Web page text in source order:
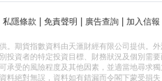
私隱條款 免責聲明 廣告查詢 加入信報
。期貨指數資料由天滙財經有限公司提供。外
資者的特定投資目標、財務狀況及個別需
承受的風險程度及其他因素，並適當地尋求
料絕對無誤，資料如有錯漏而令閣下蒙受損失